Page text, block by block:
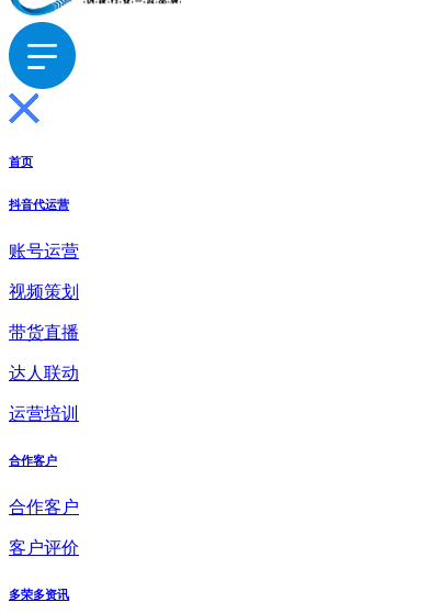
首页
抖音代运营
账号运营
视频策划
带货直播
达人联动
运营培训
合作客户
合作客户
客户评价
多荣多资讯